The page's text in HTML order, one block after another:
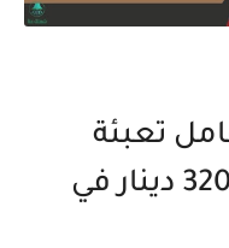
تعبئة
وتغليف برواتب 260 – 320 دينار في